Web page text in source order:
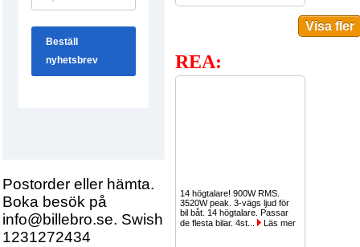
Postorder eller hämta.
Boka besök på
info@billebro.se. Swish
1231272434
REA:
14 högtalare! 900W RMS.
3520W peak. 3-vägs ljud för
bil båt. 14 högtalare. Passar
de flesta bilar. 4st...
Läs mer